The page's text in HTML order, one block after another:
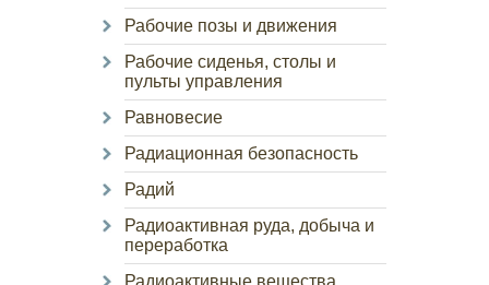
Рабочие позы и движения
Рабочие сиденья, столы и
пульты управления
Равновесие
Радиационная безопасность
Радий
Радиоактивная руда, добыча и
переработка
Радиоактивные вещества